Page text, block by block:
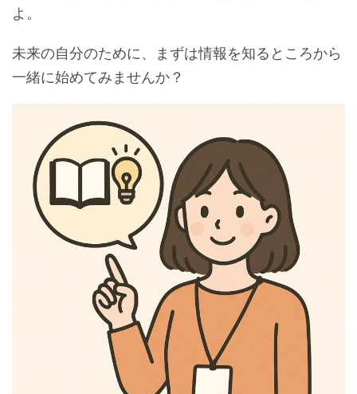
よ。
未来の自分のために、まずは情報を知るところから
一緒に始めてみませんか？